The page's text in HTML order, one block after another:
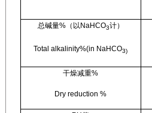
总碱量%（以NaHCO3计）
Total alkalinity%(in NaHCO3)
干燥减重%
Dry reduction %